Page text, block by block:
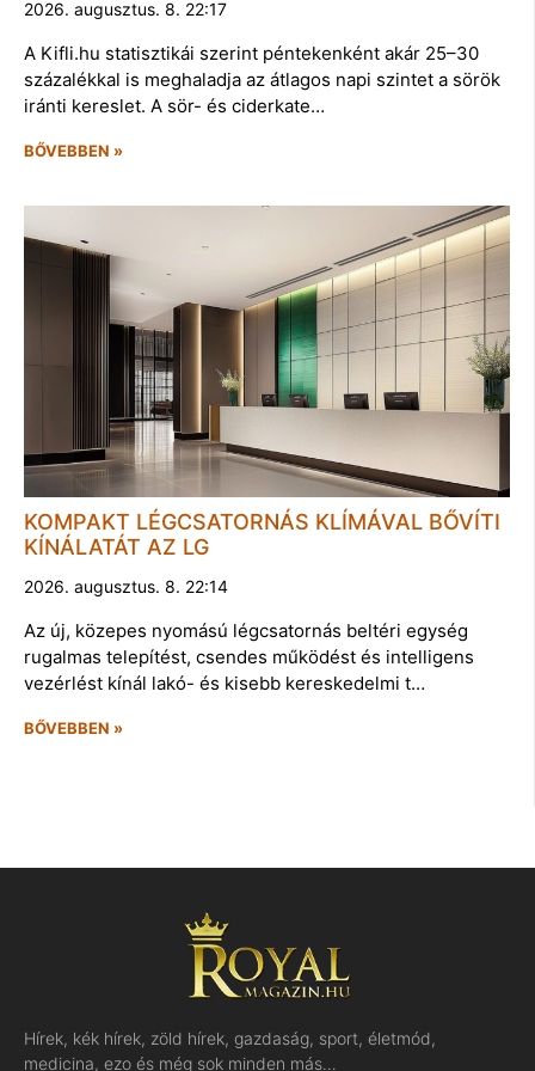
2026. augusztus. 8. 22:17
A Kifli.hu statisztikái szerint péntekenként akár 25–30
százalékkal is meghaladja az átlagos napi szintet a sörök
iránti kereslet. A sör- és ciderkate…
BŐVEBBEN »
KOMPAKT LÉGCSATORNÁS KLÍMÁVAL BŐVÍTI
KÍNÁLATÁT AZ LG
2026. augusztus. 8. 22:14
Az új, közepes nyomású légcsatornás beltéri egység
rugalmas telepítést, csendes működést és intelligens
vezérlést kínál lakó- és kisebb kereskedelmi t…
BŐVEBBEN »
Hírek, kék hírek, zöld hírek, gazdaság, sport, életmód,
medicina, ezo és még sok minden más…